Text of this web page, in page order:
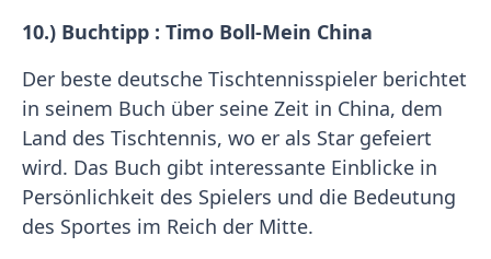
10.) Buchtipp : Timo Boll-Mein China
Der beste deutsche Tischtennisspieler berichtet
in seinem Buch über seine Zeit in China, dem
Land des Tischtennis, wo er als Star gefeiert
wird. Das Buch gibt interessante Einblicke in
Persönlichkeit des Spielers und die Bedeutung
des Sportes im Reich der Mitte.